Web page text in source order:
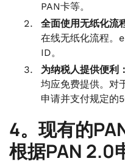
PAN卡等。
全面使用无纸化流
在线无纸化流程。
ID。
为纳税人提供便利
均应免费提供。对
申请并支付规定的
4。现有的
根据PAN 2.0